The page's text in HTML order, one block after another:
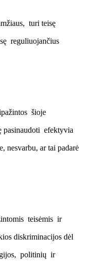
turi teisę
reguliuojančius
šioje
pasinaudoti efektyvia
nesvarbu, ar tai padarė
teisėmis ir
diskriminacijos dėl
politinių ir